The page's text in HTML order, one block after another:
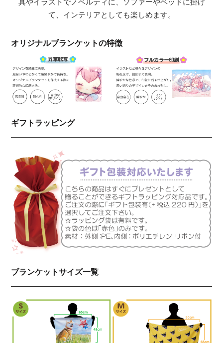
真やイラストでノベルティに、ソファーやベッドに掛け
て、インテリアとしても楽しめます。
オリジナルブランケットの特徴
ギフトラッピング
ブランケットサイズ一覧